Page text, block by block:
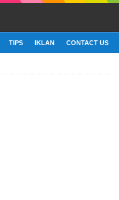
TIPS IKLAN CONTACT US